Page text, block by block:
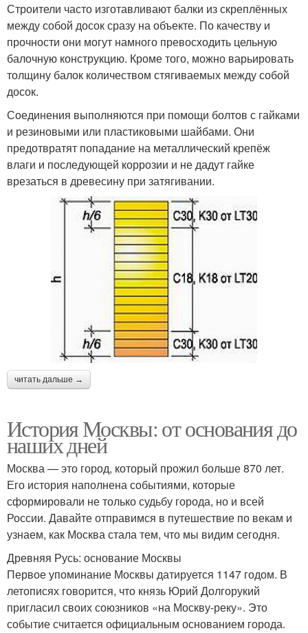
Строители часто изготавливают балки из скреплённых
между собой досок сразу на объекте. По качеству и
прочности они могут намного превосходить цельную
балочную конструкцию. Кроме того, можно варьировать
толщину балок количеством стягиваемых между собой
досок.
Соединения выполняются при помощи болтов с гайками
и резиновыми или пластиковыми шайбами. Они
предотвратят попадание на металлический крепёж
влаги и последующей коррозии и не дадут гайке
врезаться в древесину при затягивании.
читать дальше →
История Москвы: от основания до
наших дней
Москва — это город, который прожил больше 870 лет.
Его история наполнена событиями, которые
сформировали не только судьбу города, но и всей
России. Давайте отправимся в путешествие по векам и
узнаем, как Москва стала тем, что мы видим сегодня.
Древняя Русь: основание Москвы
Первое упоминание Москвы датируется 1147 годом. В
летописях говорится, что князь Юрий Долгорукий
пригласил своих союзников «на Москву-реку». Это
событие считается официальным основанием города.